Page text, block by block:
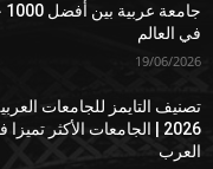
في العالم
19/06/2026
تصنيف التايمز للجامعات
2026 | الجامعات الأكثر
العرب